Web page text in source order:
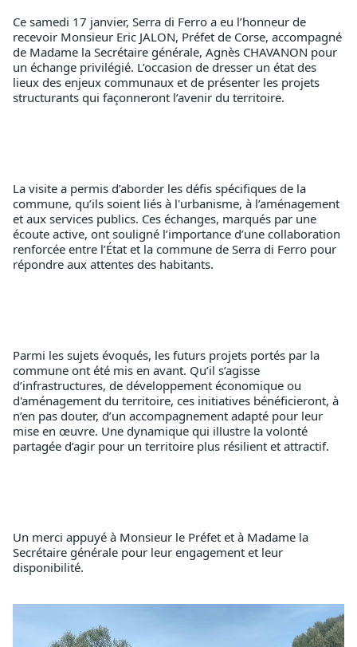
Ce samedi 17 janvier, Serra di Ferro a eu l’honneur de
recevoir Monsieur Eric JALON, Préfet de Corse, accompagné
de Madame la Secrétaire générale, Agnès CHAVANON pour
un échange privilégié. L’occasion de dresser un état des
lieux des enjeux communaux et de présenter les projets
structurants qui façonneront l’avenir du territoire.
La visite a permis d’aborder les défis spécifiques de la
commune, qu’ils soient liés à l'urbanisme, à l’aménagement
et aux services publics. Ces échanges, marqués par une
écoute active, ont souligné l’importance d’une collaboration
renforcée entre l’État et la commune de Serra di Ferro pour
répondre aux attentes des habitants.
Parmi les sujets évoqués, les futurs projets portés par la
commune ont été mis en avant. Qu’il s’agisse
d’infrastructures, de développement économique ou
d'aménagement du territoire, ces initiatives bénéficieront, à
n’en pas douter, d’un accompagnement adapté pour leur
mise en œuvre. Une dynamique qui illustre la volonté
partagée d’agir pour un territoire plus résilient et attractif.
Un merci appuyé à Monsieur le Préfet et à Madame la
Secrétaire générale pour leur engagement et leur
disponibilité.